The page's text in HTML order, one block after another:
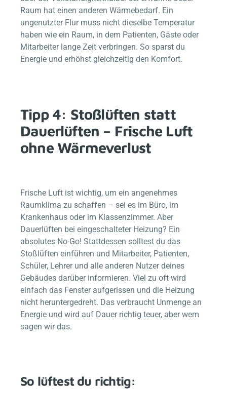
Raum hat einen anderen Wärmebedarf. Ein
ungenutzter Flur muss nicht dieselbe Temperatur
haben wie ein Raum, in dem Patienten, Gäste oder
Mitarbeiter lange Zeit verbringen. So sparst du
Energie und erhöhst gleichzeitig den Komfort.
Tipp 4: Stoßlüften statt
Dauerlüften – Frische Luft
ohne Wärmeverlust
Frische Luft ist wichtig, um ein angenehmes
Raumklima zu schaffen – sei es im Büro, im
Krankenhaus oder im Klassenzimmer. Aber
Dauerlüften bei eingeschalteter Heizung? Ein
absolutes No-Go! Stattdessen solltest du das
Stoßlüften einführen und Mitarbeiter, Patienten,
Schüler, Lehrer und alle anderen Nutzer deines
Gebäudes darüber informieren. Viel zu oft wird
einfach das Fenster aufgerissen und die Heizung
nicht heruntergedreht. Das verbraucht Unmenge an
Energie und wird auf Dauer richtig teuer, aber wem
sagen wir das.
So lüftest du richtig: